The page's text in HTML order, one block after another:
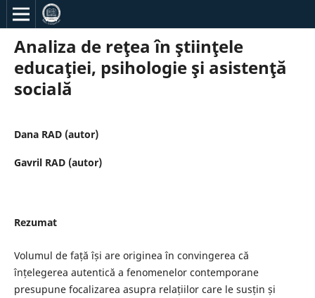
Analiza de reţea în ştiinţele
educaţiei, psihologie şi asistenţă
socială
Dana RAD (autor)
Gavril RAD (autor)
Rezumat
Volumul de față își are originea în convingerea că
înțelegerea autentică a fenomenelor contemporane
presupune focalizarea asupra relațiilor care le susțin și